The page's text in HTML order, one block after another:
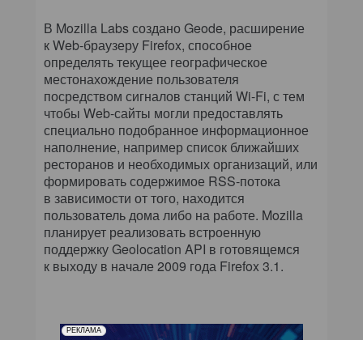
В Mozilla Labs создано Geode, расширение
к Web-браузеру Firefox, способное
определять текущее географическое
местонахождение пользователя
посредством сигналов станций Wi-Fi, с тем
чтобы Web-сайты могли предоставлять
специально подобранное информационное
наполнение, например список ближайших
ресторанов и необходимых организаций, или
формировать содержимое RSS-потока
в зависимости от того, находится
пользователь дома либо на работе. Mozilla
планирует реализовать встроенную
поддержку Geolocation API в готовящемся
к выходу в начале 2009 года Firefox 3.1.
РЕКЛАМА